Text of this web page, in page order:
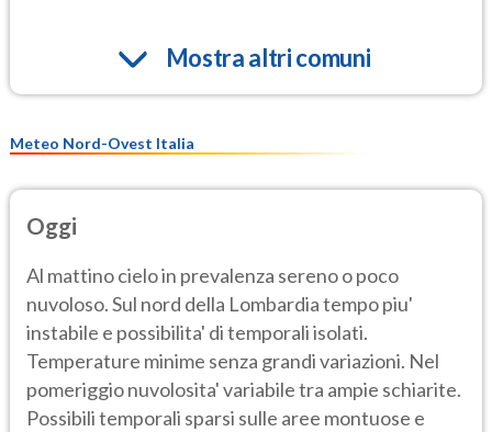
Mostra altri comuni
Meteo Nord-Ovest Italia
Oggi
Al mattino cielo in prevalenza sereno o poco
nuvoloso. Sul nord della Lombardia tempo piu'
instabile e possibilita' di temporali isolati.
Temperature minime senza grandi variazioni. Nel
pomeriggio nuvolosita' variabile tra ampie schiarite.
Possibili temporali sparsi sulle aree montuose e